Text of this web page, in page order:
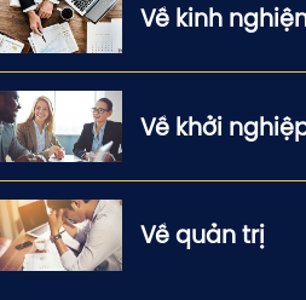
Về kinh
Về khởi
Về quản trị